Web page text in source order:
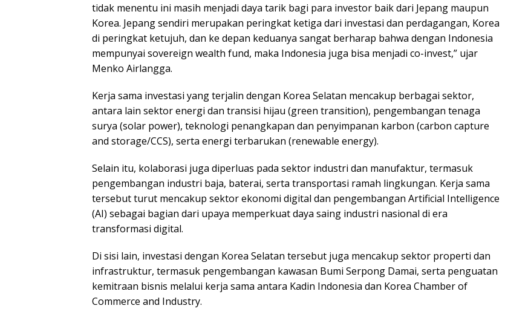
tidak menentu ini masih menjadi daya tarik bagi para investor baik dari Jepang maupun
Korea. Jepang sendiri merupakan peringkat ketiga dari investasi dan perdagangan, Korea
di peringkat ketujuh, dan ke depan keduanya sangat berharap bahwa dengan Indonesia
mempunyai sovereign wealth fund, maka Indonesia juga bisa menjadi co-invest,” ujar
Menko Airlangga.
Kerja sama investasi yang terjalin dengan Korea Selatan mencakup berbagai sektor,
antara lain sektor energi dan transisi hijau (green transition), pengembangan tenaga
surya (solar power), teknologi penangkapan dan penyimpanan karbon (carbon capture
and storage/CCS), serta energi terbarukan (renewable energy).
Selain itu, kolaborasi juga diperluas pada sektor industri dan manufaktur, termasuk
pengembangan industri baja, baterai, serta transportasi ramah lingkungan. Kerja sama
tersebut turut mencakup sektor ekonomi digital dan pengembangan Artificial Intelligence
(AI) sebagai bagian dari upaya memperkuat daya saing industri nasional di era
transformasi digital.
Di sisi lain, investasi dengan Korea Selatan tersebut juga mencakup sektor properti dan
infrastruktur, termasuk pengembangan kawasan Bumi Serpong Damai, serta penguatan
kemitraan bisnis melalui kerja sama antara Kadin Indonesia dan Korea Chamber of
Commerce and Industry.